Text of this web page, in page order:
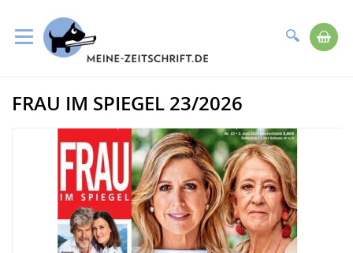
Suche
zum
Inhalt
Zum
Bildergalerie
FRAU IM SPIEGEL 23/2026